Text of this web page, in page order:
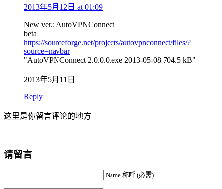
2013年5月12日 at 01:09
New ver.: AutoVPNConnect
beta
https://sourceforge.net/projects/autovpnconnect/files/?
source=navbar
"AutoVPNConnect 2.0.0.0.exe 2013-05-08 704.5 kB"
2013年5月11日
Reply
这里是你留言评论的地方
请留言
Name 称呼 (必需)